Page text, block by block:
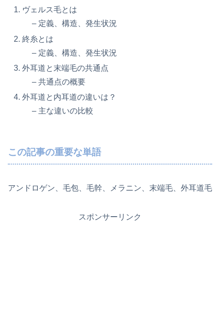
ヴェルス毛とは
– 定義、構造、発生状況
終糸とは
– 定義、構造、発生状況
外耳道と末端毛の共通点
– 共通点の概要
外耳道と内耳道の違いは？
– 主な違いの比較
この記事の重要な単語
アンドロゲン、毛包、毛幹、メラニン、末端毛、外耳道毛
スポンサーリンク